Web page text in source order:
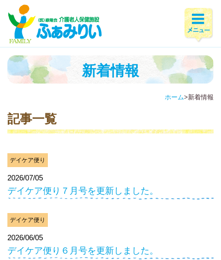
新着情報
ホーム>新着情報
記事一覧
デイケア便り
2026/07/05
デイケア便り７月号を更新しました。
デイケア便り
2026/06/05
デイケア便り６月号を更新しました。